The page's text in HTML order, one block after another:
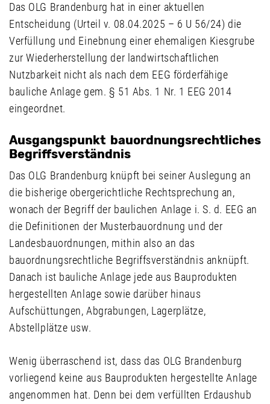
Das OLG Brandenburg hat in einer aktuellen
Entscheidung (Urteil v. 08.04.2025 – 6 U 56/24) die
Verfüllung und Einebnung einer ehemaligen Kiesgrube
zur Wiederherstellung der landwirtschaftlichen
Nutzbarkeit nicht als nach dem EEG förderfähige
bauliche Anlage gem. § 51 Abs. 1 Nr. 1 EEG 2014
eingeordnet.
Ausgangspunkt bauordnungsrechtliches
Begriffsverständnis
Das OLG Brandenburg knüpft bei seiner Auslegung an
die bisherige obergerichtliche Rechtsprechung an,
wonach der Begriff der baulichen Anlage i. S. d. EEG an
die Definitionen der Musterbauordnung und der
Landesbauordnungen, mithin also an das
bauordnungsrechtliche Begriffsverständnis anknüpft.
Danach ist bauliche Anlage jede aus Bauprodukten
hergestellten Anlage sowie darüber hinaus
Aufschüttungen, Abgrabungen, Lagerplätze,
Abstellplätze usw.
Wenig überraschend ist, dass das OLG Brandenburg
vorliegend keine aus Bauprodukten hergestellte Anlage
angenommen hat. Denn bei dem verfüllten Erdaushub